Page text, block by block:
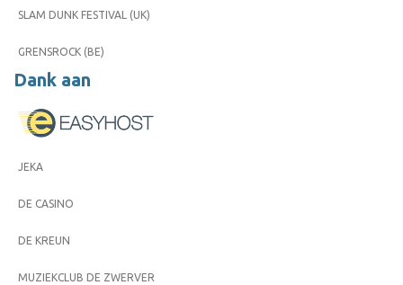
SLAM DUNK FESTIVAL (UK)
GRENSROCK (BE)
Dank aan
JEKA
DE CASINO
DE KREUN
MUZIEKCLUB DE ZWERVER